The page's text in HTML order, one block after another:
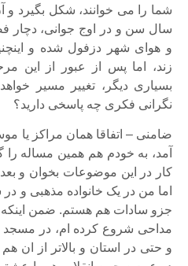
سال سن و در اوج جوانی، دچار
و هوای شهر دزفول شده و
زند، اما پس از عبور از این
بسیاری دیگر، تغییر مسیر
نگرانی فکری چه پاسخی دارید؟
ضامنی – اتفاقا همان مراکز یا
آمد، به خودم هم همین مساله را
کار در این موضوعات بخوان و
اما من در یک خانواده مذهبی و
جزو سادات هم هستم. ضمن اینکه
مداحی شروع کرده ام، در
و حتی در استان و بالاتر از ان